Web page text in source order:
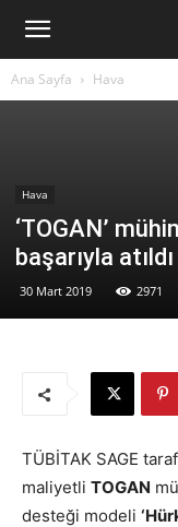
Ana Sayfa Hava
Hava
‘TOGAN’
başarıyla atıldı
30 Mart 2019 2971
TÜBİTAK SAGE
maliyetli TOGAN
desteği modeli